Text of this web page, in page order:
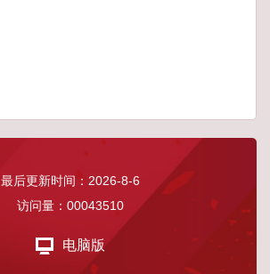
最后更新时间： 2026-8-6
访问量： 00043510
电脑版